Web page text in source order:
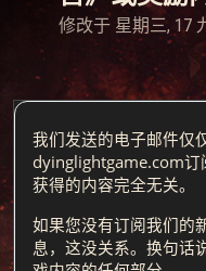
修改于 星期三, 17
我们发送的电子邮件仅
dyinglightgame.com订
获得的内容完全无关。
如果您没有订阅我们的
息，这没关系。换句话